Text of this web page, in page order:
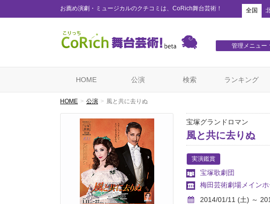
お薦め演劇・ミュージカルのクチコミは、CoRich舞台芸術！ 全国
管理メニュー
HOME 公演 検索 ランキング
HOME 公演 風と共に去りぬ
宝塚グランドロマン
風と共に去りぬ
実演鑑賞
宝塚歌劇団
梅田芸術劇場メイン
2014/01/11 (土) ～